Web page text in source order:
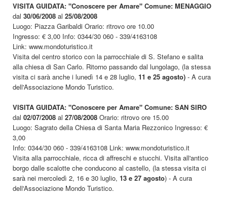
VISITA GUIDATA: "Conoscere per Amare" Comune: MENAGGIO
dal 30/06/2008 al 25/08/2008
Luogo: Piazza Garibaldi Orario: ritrovo ore 10.00
Ingresso: € 3,00 Info: 0344/30 060 - 339/4163108
Link: www.mondoturistico.it
Visita del centro storico con la parrocchiale di S. Stefano e salita
alla chiesa di San Carlo. Ritorno passando dal lungolago, (la stessa
visita ci sarà anche i lunedì 14 e 28 luglio, 11 e 25 agosto) - A cura
dell'Associazione Mondo Turistico.
VISITA GUIDATA: "Conoscere per Amare" Comune: SAN SIRO
dal 02/07/2008 al 27/08/2008 Orario: ritrovo ore 15.00
Luogo: Sagrato della Chiesa di Santa Maria Rezzonico Ingresso: €
3,00
Info: 0344/30 060 - 339/4163108 Link: www.mondoturistico.it
Visita alla parrocchiale, ricca di affreschi e stucchi. Visita all'antico
borgo dalle scalotte che conducono al castello, (la stessa visita ci
sarà nei mercoledì 2, 16 e 30 luglio, 13 e 27 agosto) - A cura
dell'Associazione Mondo Turistico.